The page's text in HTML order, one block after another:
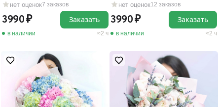
нет оценок7 заказов
3990
в наличии 2 ч
Заказать
нет оценок12 заказов
3990
в наличии 2 ч
Заказать